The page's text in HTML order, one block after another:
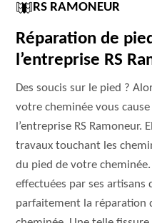
RS RAMONEUR
Réparation de
l’entreprise RS
Des soucis sur le pied ?
votre cheminée vous
l’entreprise RS Ramoneur.
travaux touchant les
du pied de votre
effectuées par ses artisans
parfaitement la réparation